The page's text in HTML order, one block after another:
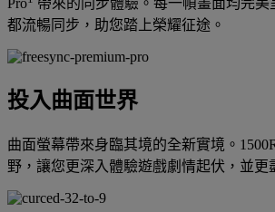
都流暢同步，助您踏上榮耀征途。
投入曲面世界
曲面螢幕帶來身臨其境的全新實境。
野，讓您更深入體驗遊戲劇情起伏，並更